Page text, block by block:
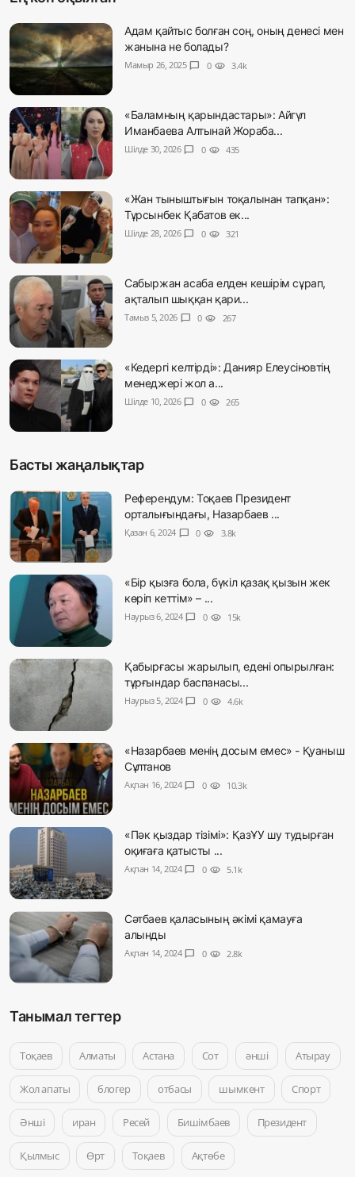
Адам қайтыс болған соң, оның денесі мен
жанына не болады?
Мамыр 26, 2025 chat_bubble 0 visibility 3.4k
«Баламның қарындастары»: Айгүл
Иманбаева Алтынай Жораба...
Шілде 30, 2026 chat_bubble 0 visibility 435
«Жан тыныштығын тоқалынан тапқан»:
Тұрсынбек Қабатов ек...
Шілде 28, 2026 chat_bubble 0 visibility 321
Сабыржан асаба елден кешірім сұрап,
ақталып шыққан қари...
Тамыз 5, 2026 chat_bubble 0 visibility 267
«Кедергі келтірді»: Данияр Елеусіновтің
менеджері жол а...
Шілде 10, 2026 chat_bubble 0 visibility 265
Басты жаңалықтар
Референдум: Тоқаев Президент
орталығындағы, Назарбаев ...
Қазан 6, 2024 chat_bubble 0 visibility 3.8k
«Бір қызға бола, бүкіл қазақ қызын жек
көріп кеттім» – ...
Наурыз 6, 2024 chat_bubble 0 visibility 15k
Қабырғасы жарылып, едені опырылған:
тұрғындар баспанасы...
Наурыз 5, 2024 chat_bubble 0 visibility 4.6k
«Назарбаев менің досым емес» - Қуаныш
Сұлтанов
Ақпан 16, 2024 chat_bubble 0 visibility 10.3k
«Пәк қыздар тізімі»: ҚазҰУ шу тудырған
оқиғаға қатысты ...
Ақпан 14, 2024 chat_bubble 0 visibility 5.1k
Сәтбаев қаласының әкімі қамауға
алынды
Ақпан 14, 2024 chat_bubble 0 visibility 2.8k
Танымал тегтер
Тоқаев Алматы Астана Сот әнші Атырау
Жол апаты блогер отбасы шымкент Спорт
Әнші иран Ресей Бишімбаев Президент
Қылмыс Өрт Тоқаев Ақтөбе